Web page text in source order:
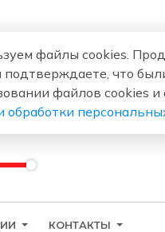
КОНТАКТЫ
файлы cookies.
подтверждаете, что
файлов cookies
обработки